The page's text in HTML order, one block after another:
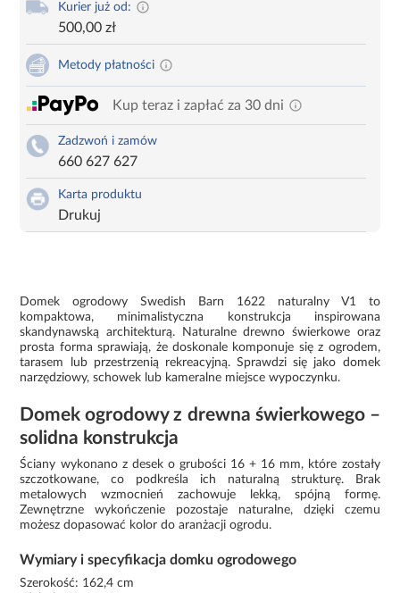
Kurier już od:
500,00 zł
Metody płatności
Kup teraz i zapłać za 30 dni
Zadzwoń i zamów
660 627 627
Karta produktu
Drukuj
Domek ogrodowy Swedish Barn 1622 naturalny V1 to
kompaktowa, minimalistyczna konstrukcja inspirowana
skandynawską architekturą. Naturalne drewno świerkowe oraz
prosta forma sprawiają, że doskonale komponuje się z ogrodem,
tarasem lub przestrzenią rekreacyjną. Sprawdzi się jako domek
narzędziowy, schowek lub kameralne miejsce wypoczynku.
Domek ogrodowy z drewna świerkowego –
solidna konstrukcja
Ściany wykonano z desek o grubości 16 + 16 mm, które zostały
szczotkowane, co podkreśla ich naturalną strukturę. Brak
metalowych wzmocnień zachowuje lekką, spójną formę.
Zewnętrzne wykończenie pozostaje naturalne, dzięki czemu
możesz dopasować kolor do aranżacji ogrodu.
Wymiary i specyfikacja domku ogrodowego
Szerokość: 162,4 cm